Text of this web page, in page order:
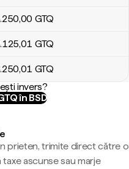
,00 GTQ
,01 GTQ
,01 GTQ
invers?
în BSD
prieten, trimite direct către o
taxe ascunse sau marje